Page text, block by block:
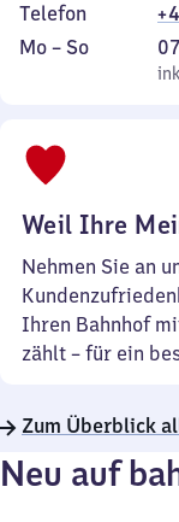
Telefon
Montag
Mo – So,
inkl.
7
Weil Ihre
Nehmen Sie an
Ihren Bahnhof
zählt – für ein
Zum Überblick
Neu auf